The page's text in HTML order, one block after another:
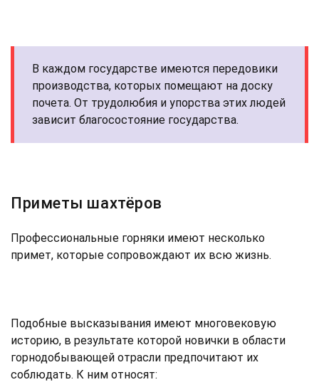
В каждом государстве имеются передовики
производства, которых помещают на доску
почета. От трудолюбия и упорства этих людей
зависит благосостояние государства.
Приметы шахтёров
Профессиональные горняки имеют несколько
примет, которые сопровождают их всю жизнь.
Подобные высказывания имеют многовековую
историю, в результате которой новички в области
горнодобывающей отрасли предпочитают их
соблюдать. К ним относят: